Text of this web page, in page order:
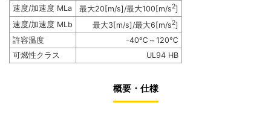
速度/加速度 MLa 最大20[m/s]/最大100[m/s2]
速度/加速度 MLb
最大3[m/s]/最大6[m/s2]
許容温度
-40℃～120℃
可燃性クラス
UL94 HB
概要・仕様